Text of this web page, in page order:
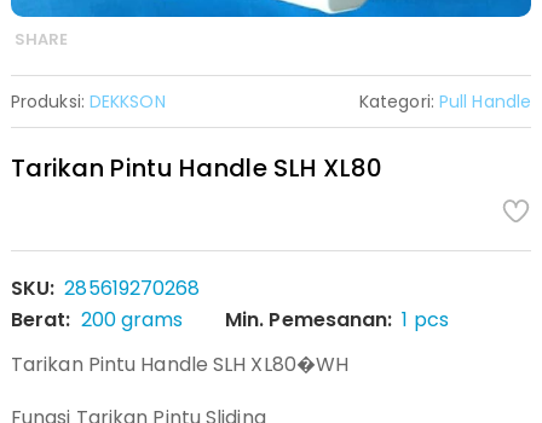
SHARE
Produksi: DEKKSON Kategori: Pull Handle
Tarikan Pintu Handle SLH XL80
SKU: 285619270268
Berat: 200 grams Min. Pemesanan: 1 pcs
Tarikan Pintu Handle SLH XL80�WH